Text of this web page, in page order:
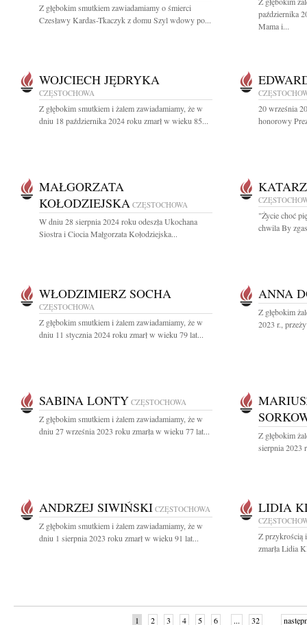
Z głębokim smutkiem zawiadamiamy o śmierci
Czesławy Kardas-Tkaczyk z domu Szyl wdowy po...
października
Mama i...
WOJCIECH JĘDRYKA
CZĘSTOCHOWA
Z głębokim smutkiem i żalem zawiadamiamy, że w
dniu 18 października 2024 roku zmarł w wieku 85...
20 września
honorowy
MAŁGORZATA
KOŁODZIEJSKA CZĘSTOCHOWA
W dniu 28 sierpnia 2024 roku odeszła Ukochana
Siostra i Ciocia Małgorzata Kołodziejska...
"Życie choć
chwila By
WŁODZIMIERZ SOCHA
CZĘSTOCHOWA
Z głębokim smutkiem i żalem zawiadamiamy, że w
dniu 11 stycznia 2024 roku zmarł w wieku 79 lat...
ANNA
Z głębokim
2023 r.,
SABINA LONTY CZĘSTOCHOWA
Z głębokim smutkiem i żalem zawiadamiamy, że w
dniu 27 września 2023 roku zmarła w wieku 77 lat...
Z głębokim
sierpnia 2023
ANDRZEJ SIWIŃSKI CZĘSTOCHOWA
Z głębokim smutkiem i żalem zawiadamiamy, że w
dniu 1 sierpnia 2023 roku zmarł w wieku 91 lat...
LIDIA
Z przykrością
zmarła Lidia
1 2 3 4 5 6 ... 32